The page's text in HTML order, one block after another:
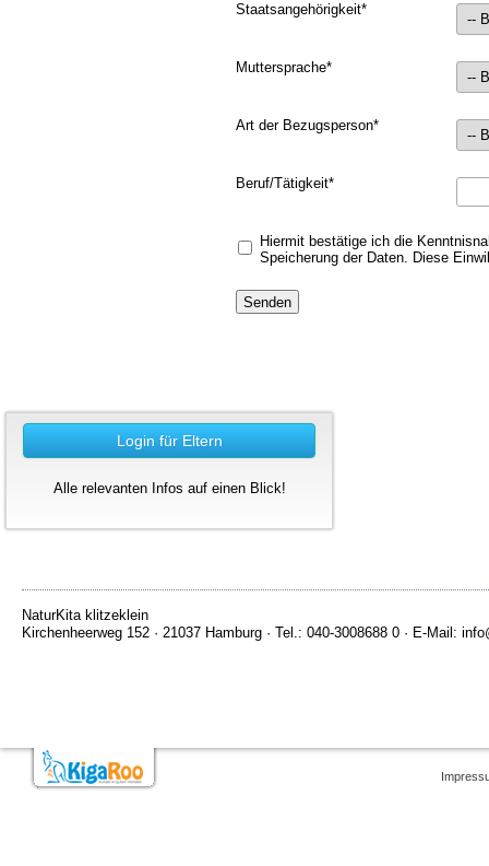
Staatsangehörigkeit*
Muttersprache*
Art der Bezugsperson*
Beruf/Tätigkeit*
Hiermit bestätige ich die
Speicherung der Daten. Diese
Senden
Login für Eltern
Alle relevanten Infos auf einen Blick!
NaturKita klitzeklein
Kirchenheerweg 152 · 21037 Hamburg · Tel.: 040-3008688 0 · E-Mail: